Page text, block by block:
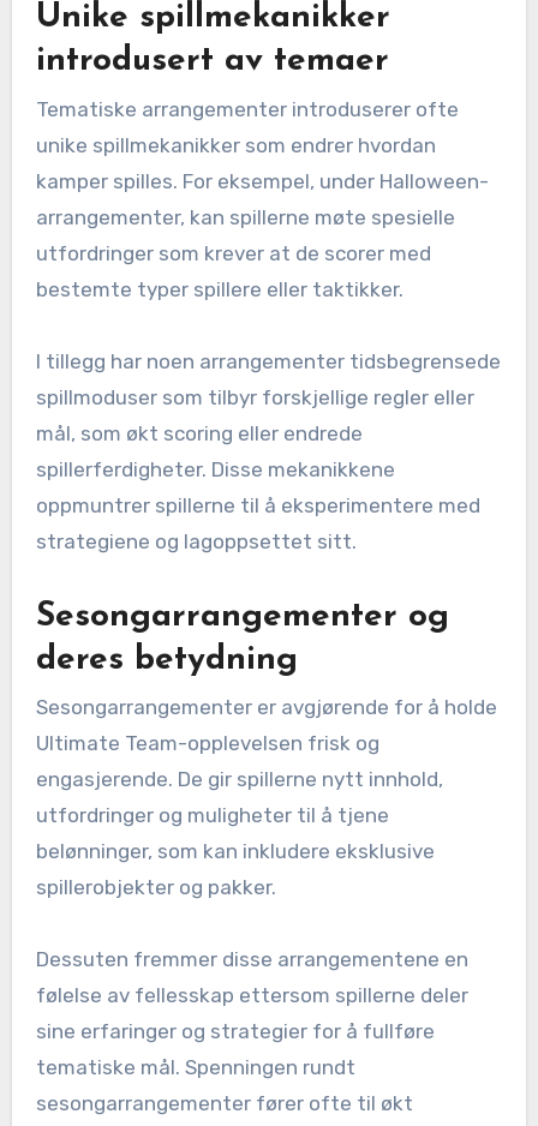
Unike spillmekanikker
introdusert av temaer
Tematiske arrangementer introduserer ofte
unike spillmekanikker som endrer hvordan
kamper spilles. For eksempel, under Halloween-
arrangementer, kan spillerne møte spesielle
utfordringer som krever at de scorer med
bestemte typer spillere eller taktikker.
I tillegg har noen arrangementer tidsbegrensede
spillmoduser som tilbyr forskjellige regler eller
mål, som økt scoring eller endrede
spillerferdigheter. Disse mekanikkene
oppmuntrer spillerne til å eksperimentere med
strategiene og lagoppsettet sitt.
Sesongarrangementer og
deres betydning
Sesongarrangementer er avgjørende for å holde
Ultimate Team-opplevelsen frisk og
engasjerende. De gir spillerne nytt innhold,
utfordringer og muligheter til å tjene
belønninger, som kan inkludere eksklusive
spillerobjekter og pakker.
Dessuten fremmer disse arrangementene en
følelse av fellesskap ettersom spillerne deler
sine erfaringer og strategier for å fullføre
tematiske mål. Spenningen rundt
sesongarrangementer fører ofte til økt